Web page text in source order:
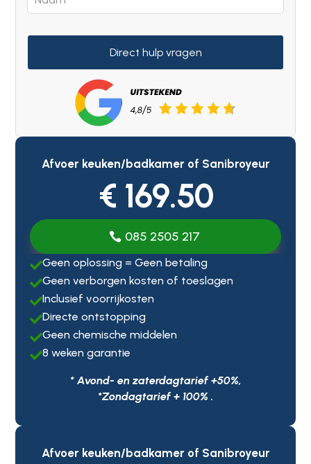
Direct hulp vragen
Afvoer keuken/badkamer of Sanibroyeur
€ 169.50
085 2505 217
Geen oplossing = Geen betaling
Geen verborgen kosten of toeslagen
Inclusief voorrijkosten
Directe ontstopping
Geen chemische middelen
8 weken garantie
* Avond- en zaterdagtarief +50%,
*Zondagtarief + 100% .
Afvoer keuken/badkamer of Sanibroyeur